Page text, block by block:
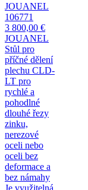
JOUANEL
106771
3 800,00 €
JOUANEL
Stůl pro
příčné dělení
plechu CLD-
LT pro
rychlé a
pohodlné
dlouhé řezy
zinku,
nerezové
oceli nebo
oceli bez
deformace a
bez námahy
Je využitelná